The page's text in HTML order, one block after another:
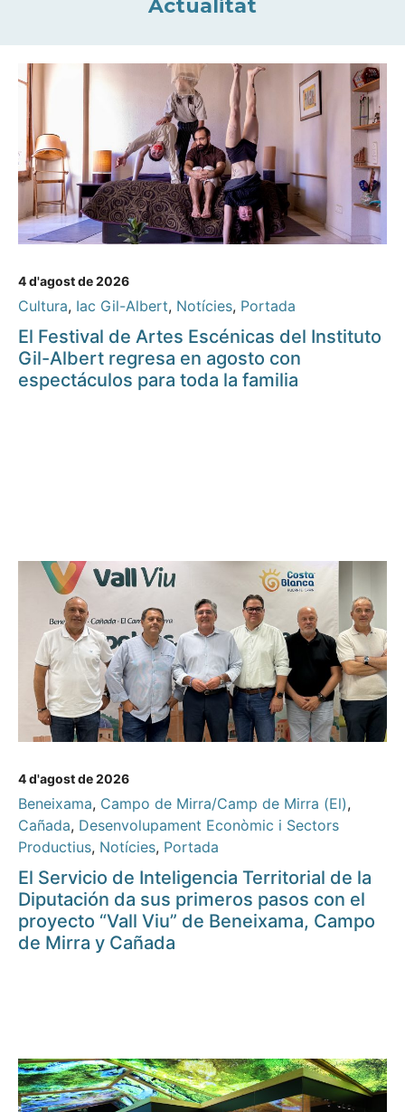
Actualitat
4 d'agost de 2026
Cultura, Iac Gil-Albert, Notícies, Portada
El Festival de Artes Escénicas del Instituto
Gil-Albert regresa en agosto con
espectáculos para toda la familia
4 d'agost de 2026
Beneixama, Campo de Mirra/Camp de Mirra (El),
Cañada, Desenvolupament Econòmic i Sectors
Productius, Notícies, Portada
El Servicio de Inteligencia Territorial de la
Diputación da sus primeros pasos con el
proyecto “Vall Viu” de Beneixama, Campo
de Mirra y Cañada